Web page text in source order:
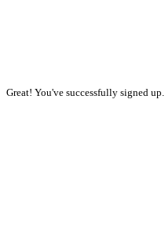
Great! You've successfully signed up.